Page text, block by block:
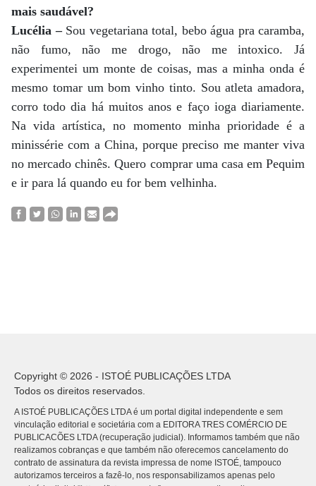
mais saudável?
Lucélia – Sou vegetariana total, bebo água pra caramba,
não fumo, não me drogo, não me intoxico. Já
experimentei um monte de coisas, mas a minha onda é
mesmo tomar um bom vinho tinto. Sou atleta amadora,
corro todo dia há muitos anos e faço ioga diariamente.
Na vida artística, no momento minha prioridade é a
minissérie com a China, porque preciso me manter viva
no mercado chinês. Quero comprar uma casa em Pequim
e ir para lá quando eu for bem velhinha.
Copyright © 2026 - ISTOÉ PUBLICAÇÕES LTDA
Todos os direitos reservados.
A ISTOÉ PUBLICAÇÕES LTDA é um portal digital independente e sem
vinculação editorial e societária com a EDITORA TRES COMÉRCIO DE
PUBLICACÕES LTDA (recuperação judicial). Informamos também que não
realizamos cobranças e que também não oferecemos cancelamento do
contrato de assinatura da revista impressa de nome ISTOÉ, tampouco
autorizamos terceiros a fazê-lo, nos responsabilizamos apenas pelo